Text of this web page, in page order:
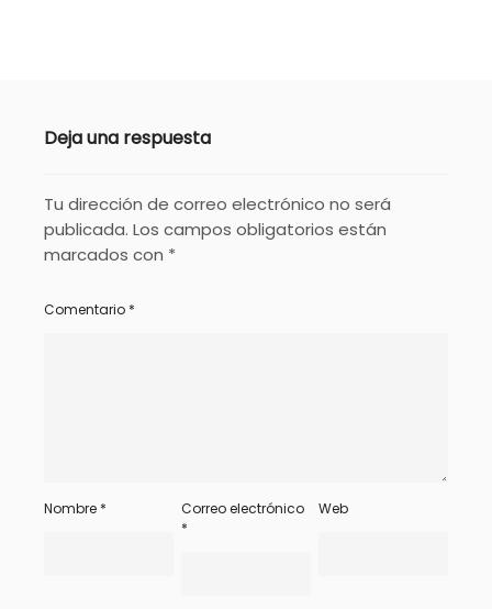
Deja una respuesta
Tu dirección de correo electrónico no será
publicada. Los campos obligatorios están
marcados con *
Comentario *
Nombre *
Correo electrónico
*
Web